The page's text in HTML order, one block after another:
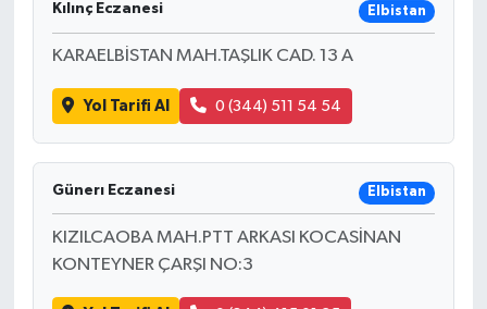
Kılınç Eczanesi Elbistan
KARAELBİSTAN MAH.TAŞLIK CAD. 13 A
Yol Tarifi Al 0 (344) 511 54 54
Günerı Eczanesi Elbistan
KIZILCAOBA MAH.PTT ARKASI KOCASİNAN
KONTEYNER ÇARŞI NO:3
Sağlık
Siyaset
Spor
Teknoloji
Yaşam